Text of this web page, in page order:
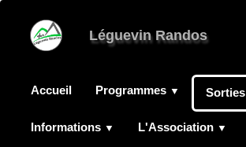
Léguevin Randos
Accueil Programmes ▼ Sorties
Informations ▼ L'Association ▼